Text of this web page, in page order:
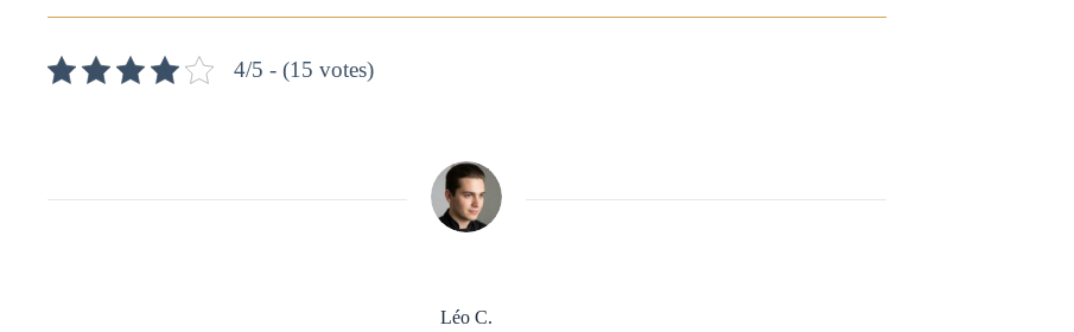
4/5 - (15 votes)
Léo C.